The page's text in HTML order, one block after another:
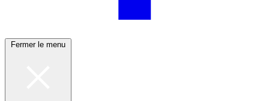
Fermer le menu